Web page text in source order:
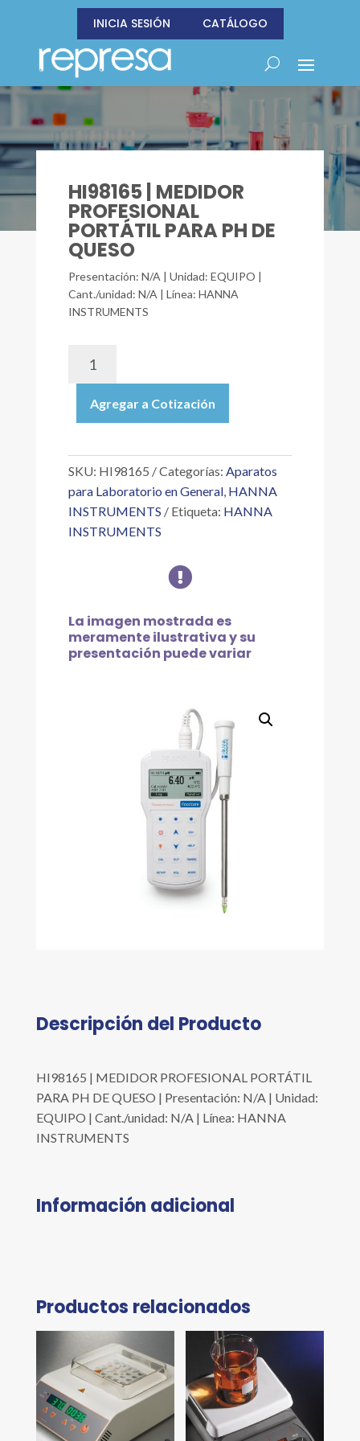
INICIA SESIÓN CATÁLOGO
HI98165 | MEDIDOR
PROFESIONAL
PORTÁTIL PARA PH DE
QUESO
Presentación: N/A | Unidad: EQUIPO |
Cant./unidad: N/A | Línea: HANNA
INSTRUMENTS
PROFESIONAL
PORTÁTIL
PH
QUESO
cantidad
Agregar a Cotización
SKU: HI98165 Categorías: Aparatos
para Laboratorio en General, HANNA
INSTRUMENTS
Etiqueta: HANNA
INSTRUMENTS

La imagen mostrada es
meramente ilustrativa y su
presentación puede variar
Descripción del Producto
HI98165 | MEDIDOR PROFESIONAL PORTÁTIL
PARA PH DE QUESO | Presentación: N/A | Unidad:
EQUIPO | Cant./unidad: N/A | Línea: HANNA
INSTRUMENTS
Información adicional
Productos relacionados